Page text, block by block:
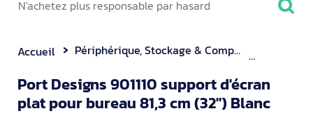
Accueil Périphérique, Stockage & Composant
Port Designs 901110 support d'écran
plat pour bureau 81,3 cm (32") Blanc